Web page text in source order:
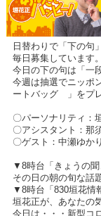
日替わりで「下の句
毎日募集しています。
今日の下の句は「一
今週は抽選でニッポ
ートバッグ 」をプ
〇パーソナリティ：
〇アシスタント：那
〇ゲスト：中瀬ゆか
▼8時台「きょうの聞
その日の朝の旬な話
▼8時台「830垣花情
垣花正が、あなたの
今日は・・・新型コ